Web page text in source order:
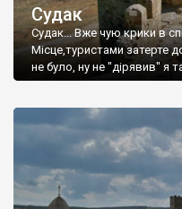
Судак
Судак... Вже чую крики в
Місце,туристами затерте
не було, ну не "дірявив" я